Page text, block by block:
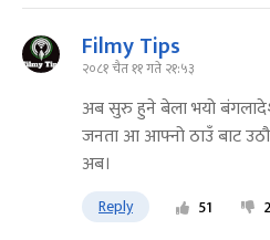
Filmy Tips
२०८१ चैत ११ गते २१:५३
अब सुरु हुने बेला भयो
जनता आ आफ्नो ठाउँ बाट
अब।
Reply 51 2